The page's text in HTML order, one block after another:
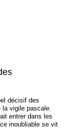
décisif des
la vigile pascale.
entrer dans les
inoubliable se vit